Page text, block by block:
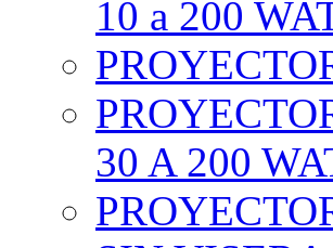
10 a 200
30 A 200